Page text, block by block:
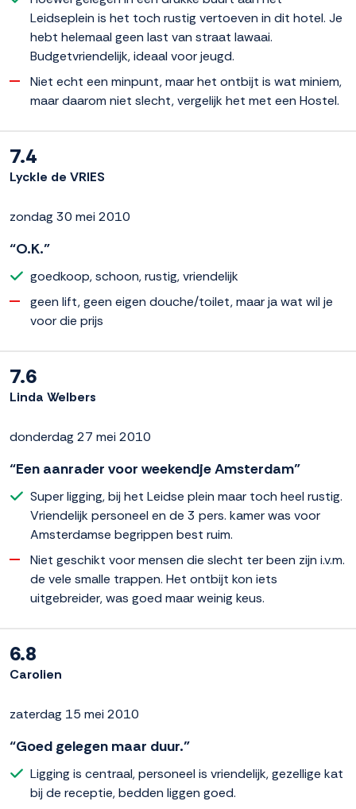
Leidseplein is het toch rustig vertoeven in dit hotel. Je
hebt helemaal geen last van straat lawaai.
Budgetvriendelijk, ideaal voor jeugd.
Niet echt een minpunt, maar het ontbijt is wat miniem,
maar daarom niet slecht, vergelijk het met een Hostel.
7.4
Lyckle de VRIES
zondag 30 mei 2010
“O.K.”
goedkoop, schoon, rustig, vriendelijk
geen lift, geen eigen douche/toilet, maar ja wat wil je
voor die prijs
7.6
Linda Welbers
donderdag 27 mei 2010
“Een aanrader voor weekendje Amsterdam”
Super ligging, bij het Leidse plein maar toch heel rustig.
Vriendelijk personeel en de 3 pers. kamer was voor
Amsterdamse begrippen best ruim.
Niet geschikt voor mensen die slecht ter been zijn i.v.m.
de vele smalle trappen. Het ontbijt kon iets
uitgebreider, was goed maar weinig keus.
6.8
Carolien
zaterdag 15 mei 2010
“Goed gelegen maar duur.”
Ligging is centraal, personeel is vriendelijk, gezellige kat
bij de receptie, bedden liggen goed.